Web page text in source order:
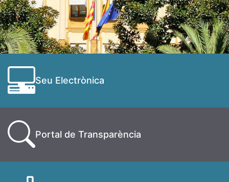
Seu Electrònica
Portal de Transparència